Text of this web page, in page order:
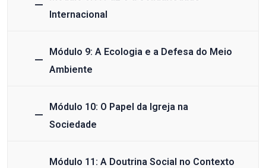
Internacional
Módulo 9: A Ecologia e a Defesa do Meio
Ambiente
Módulo 10: O Papel da Igreja na
Sociedade
Módulo 11: A Doutrina Social no Contexto